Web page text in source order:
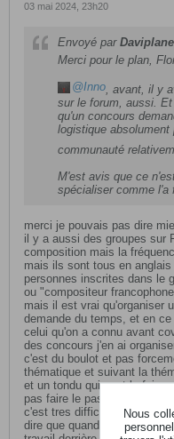
03 mai 2024, 23h20
Envoyé par Daviplane
Merci pour le plan,
Inno, avant, il y
sur le forum, aussi.
qu'un concours
logistique absolument
communauté
M'est avis que ce
spécialiser comme l'a
merci je pouvais pas dire
il y a aussi des groupes sur
composition mais la
mais ils sont tous en
personnes inscrites dans le
ou "compositeur
mais il est vrai qu'organiser
demande du temps, et en
celui qu'on a connu avant
des concours j'en ai
c'est du boulot et pas
thématique et suivant la
et un tondu qui vont le faire
pas faire le pas de
c'est tres difficile et des
dire que quand vous devez
Nous